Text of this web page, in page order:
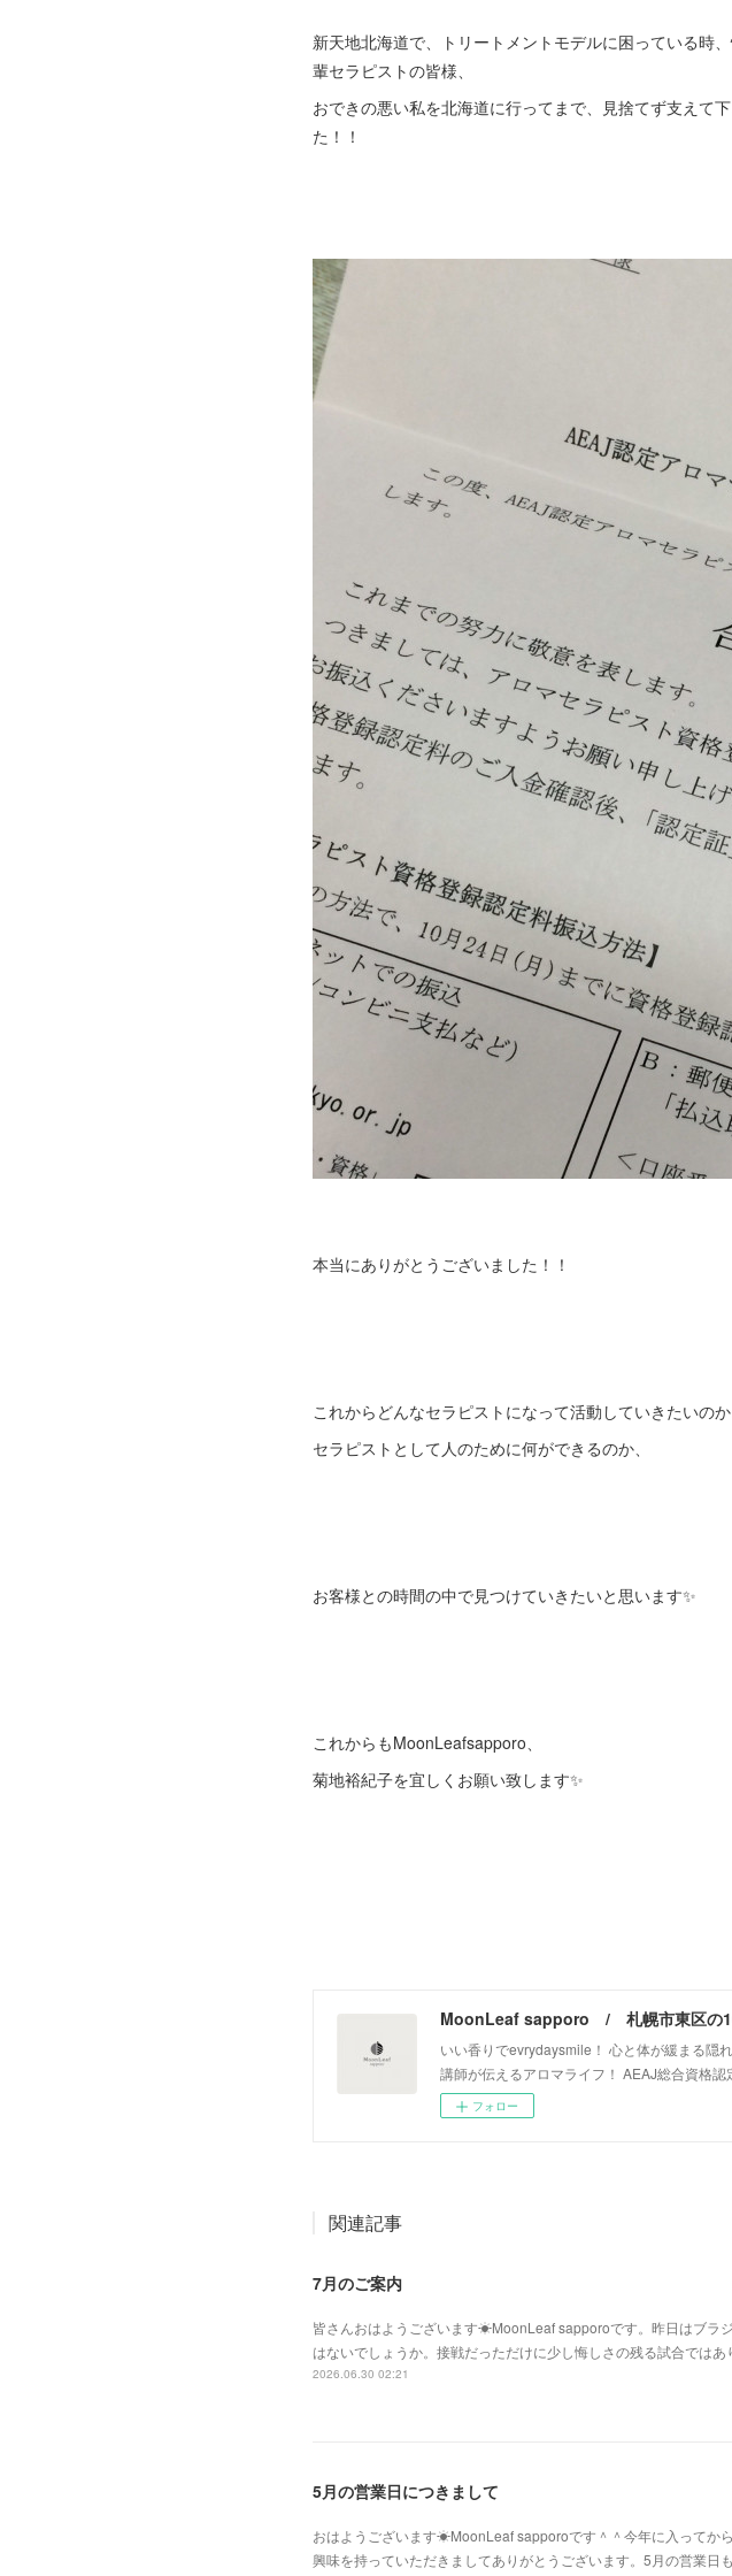
新天地北海道で、トリートメントモデルに困っている時
輩セラピストの皆様、
おできの悪い私を北海道に行ってまで、見捨てず支えて
た！！
本当にありがとうございました！！
これからどんなセラピストになって活動していきたいのか
セラピストとして人のために何ができるのか、
お客様との時間の中で見つけていきたいと思います✨
これからもMoonLeafsapporo、
菊地裕紀子を宜しくお願い致します✨
いい香りでevrydaysmile！ 心と体が緩まる隠
講師が伝えるアロマライフ！ AEAJ総合資格
フォロー
関連記事
7月のご案内
皆さんおはようございます☀MoonLeaf sapporoです。昨日はブラ
はないでしょうか。接戦だっただけに少し悔しさの残る試合では
2026.06.30 02:21
5月の営業日につきまして
おはようございます☀MoonLeaf sapporoです＾＾今年に入ってか
興味を持っていただきましてありがとうございます。5月の営業日